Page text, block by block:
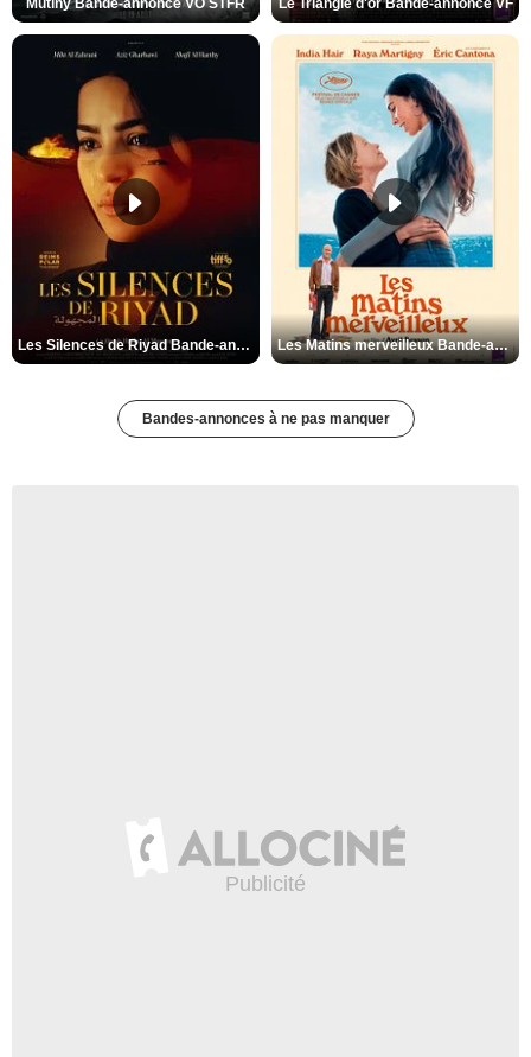
Mutiny Bande-annonce VO STFR Le Triangle d'or Bande-annonce VF
Les Silences de Riyad Bande-annonce VO STFR Les Matins merveilleux Bande-annonce VF
Bandes-annonces à ne pas manquer